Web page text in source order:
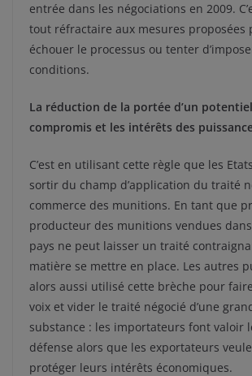
entrée dans les négociations en 2009.
tout réfractaire aux mesures proposées
échouer le processus ou tenter
conditions.
La réduction de la portée d’un
compromis et les intérêts des
C’est en utilisant cette règle que les
sortir du champ d’application du traité
commerce des munitions. En tant que
producteur des munitions vendues
pays ne peut laisser un traité
matière se mettre en place. Les autres
alors aussi utilisé cette brèche pour
voix et vider le traité négocié d’une
substance : les importateurs font valoir
défense alors que les exportateurs
protéger leurs intérêts économiques.